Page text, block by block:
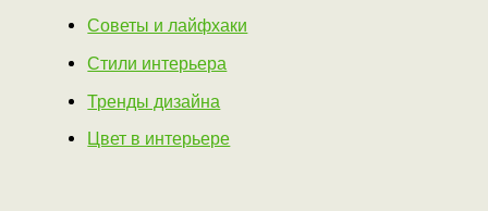
Советы и лайфхаки
Стили интерьера
Тренды дизайна
Цвет в интерьере